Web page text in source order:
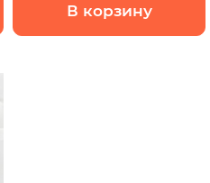
В корзину